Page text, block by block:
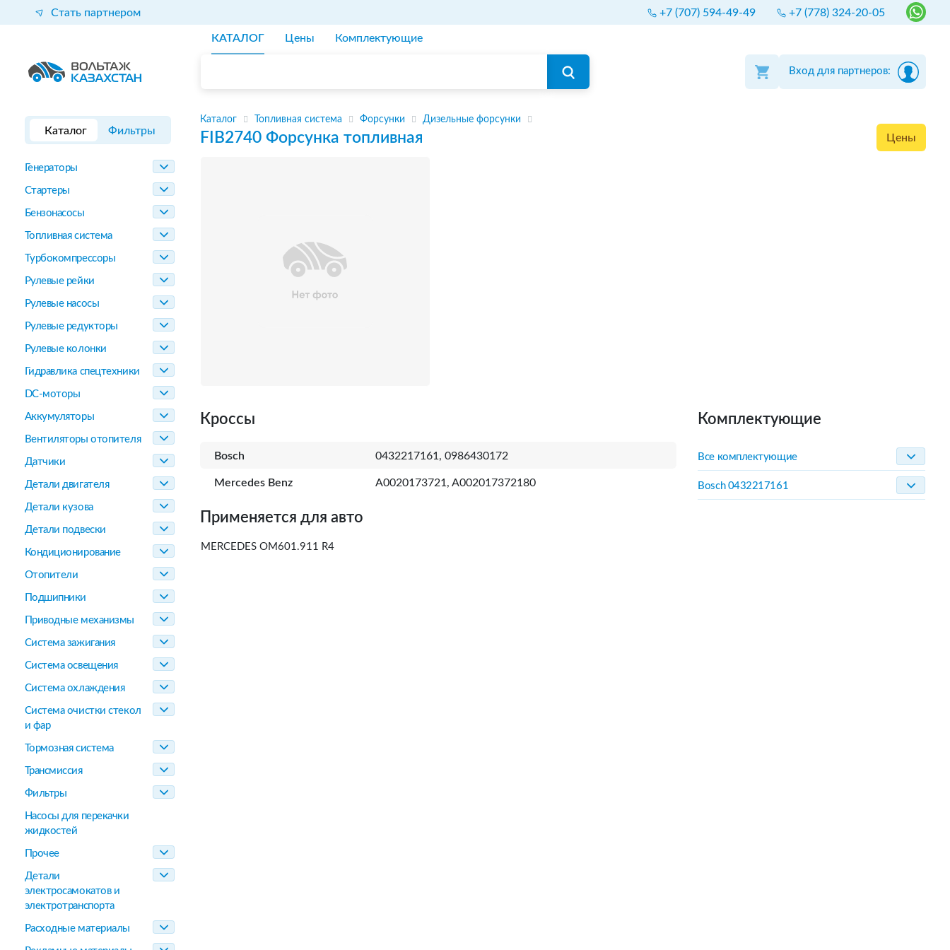
Стать партнером +7 (707) 594-49-49 +7 (778) 324-20-05
КАТАЛОГ Цены Комплектующие
Вход для партнеров:
Каталог Фильтры
Генераторы
Стартеры
Бензонасосы
Топливная система
Турбокомпрессоры
Рулевые рейки
Рулевые насосы
Рулевые редукторы
Рулевые колонки
Гидравлика спецтехники
DC-моторы
Аккумуляторы
Вентиляторы отопителя
Датчики
Детали двигателя
Детали кузова
Детали подвески
Кондиционирование
Отопители
Подшипники
Приводные механизмы
Система зажигания
Система освещения
Система охлаждения
Система очистки стекол
и фар
Тормозная система
Трансмиссия
Фильтры
Насосы для перекачки
жидкостей
Прочее
Детали
электросамокатов и
электротранспорта
Расходные материалы
Каталог Топливная система Форсунки Дизельные форсунки
FIB2740 Форсунка топливная Цены
Кроссы
Bosch 0432217161, 0986430172
Mercedes Benz A0020173721, A002017372180
Применяется для авто
MERCEDES OM601.911 R4
Комплектующие
Все комплектующие
Bosch 0432217161